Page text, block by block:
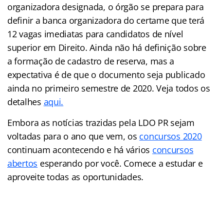
organizadora designada, o órgão se prepara para
definir a banca organizadora do certame que terá
12 vagas imediatas para candidatos de nível
superior em Direito. Ainda não há definição sobre
a formação de cadastro de reserva, mas a
expectativa é de que o documento seja publicado
ainda no primeiro semestre de 2020. Veja todos os
detalhes aqui.
Embora as notícias trazidas pela LDO PR sejam
voltadas para o ano que vem, os concursos 2020
continuam acontecendo e há vários concursos
abertos esperando por você. Comece a estudar e
aproveite todas as oportunidades.